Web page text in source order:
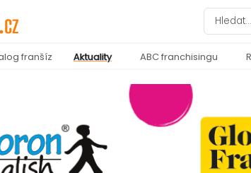
franšíz Aktuality ABC franchisingu